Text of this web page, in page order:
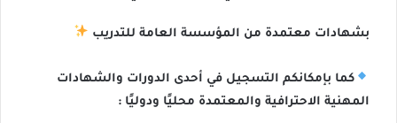
بشهادات معتمدة من المؤسسة العامة للتدريب
كما بإمكانكم التسجيل في أحدى الدورات والشهادات
المهنية الاحترافية والمعتمدة محليًا ودوليًا :